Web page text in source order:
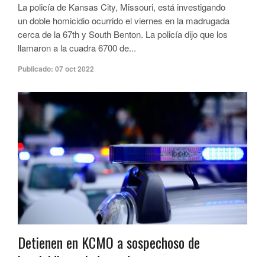
La policía de Kansas City, Missouri, está investigando
un doble homicidio ocurrido el viernes en la madrugada
cerca de la 67th y South Benton. La policía dijo que los
llamaron a la cuadra 6700 de...
Publicado: 07 oct 2022
Detienen en KCMO a sospechoso de